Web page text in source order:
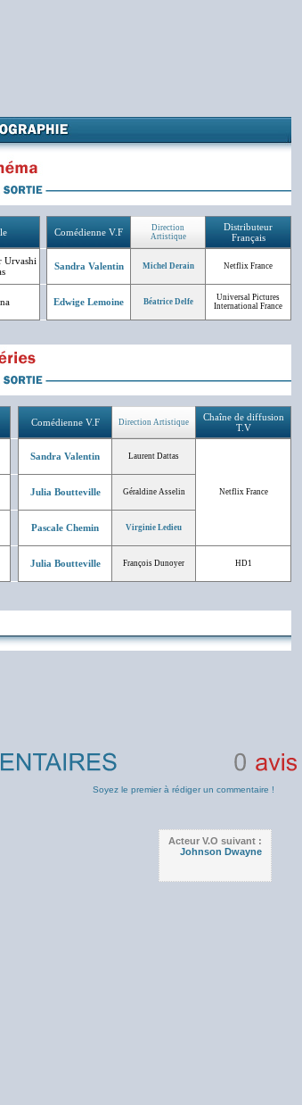
Comédienne V.F
Direction
Artistique
Distributeur
Français
Urvashi
Sandra Valentin Michel Derain Netflix France
Edwige Lemoine Béatrice Delfe
Universal Pictures
International France
Comédienne V.F Direction Artistique
Chaîne de diffusion
T.V
Sandra Valentin Laurent Dattas
Netflix France
Julia Boutteville Géraldine Asselin
Pascale Chemin Virginie Ledieu
Julia Boutteville François Dunoyer HD1
Soyez le premier à rédiger un commentaire !
Acteur V.O suivant :
Johnson Dwayne